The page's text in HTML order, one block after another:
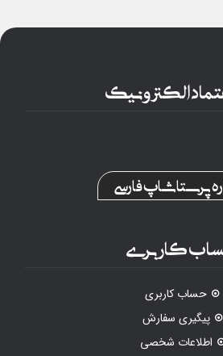
الکترونیک
پرستاشاپ فارسی
کاربری
حساب کاربری
پیگیری سفارش
اطلاعات شخصی